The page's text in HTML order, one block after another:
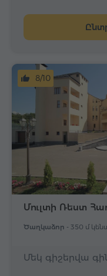
Մուլտի Ռեստ
Ծաղկաձոր - 350 մ
8/10
Մեկ գիշերվա